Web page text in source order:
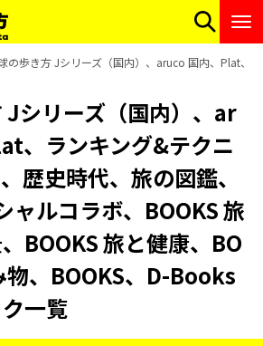
の歩き方 Jシリーズ（国内）、aruco 国内、Plat、
Jシリーズ（国内）、ar
、ランキング&テクニ
歴史時代、旅の図鑑、
ャルコラボ、BOOKS 旅
BOOKS 旅と健康、BO
物、BOOKS、D-Books
一覧